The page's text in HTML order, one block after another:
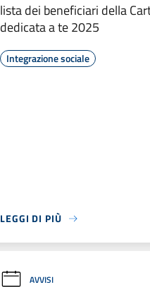
lista dei beneficiari della
dedicata a te 2025
Integrazione sociale
LEGGI DI PIÙ
AVVISI